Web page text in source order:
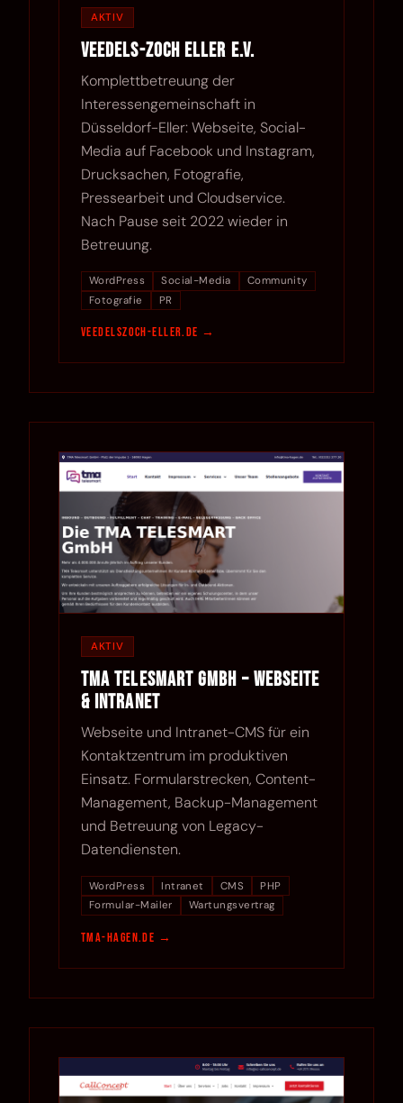
AKTIV
Veedels-Zoch Eller e.V.
Komplettbetreuung der
Interessengemeinschaft in
Düsseldorf-Eller: Webseite, Social-
Media auf Facebook und Instagram,
Drucksachen, Fotografie,
Pressearbeit und Cloudservice.
Nach Pause seit 2022 wieder in
Betreuung.
WordPress Social-Media
Community
Fotografie
PR
veedelszoch-eller.de
AKTIV
TMA Telesmart GmbH – Webseite
& Intranet
Webseite und Intranet-CMS für ein
Kontaktzentrum im produktiven
Einsatz. Formularstrecken, Content-
Management, Backup-Management
und Betreuung von Legacy-
Datendiensten.
WordPress Intranet CMS
PHP
Formular-Mailer
Wartungsvertrag
tma-hagen.de